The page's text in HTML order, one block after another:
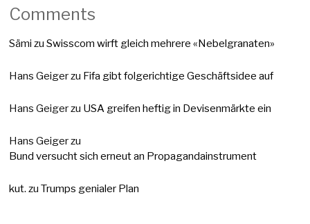
Comments
Sämi zuSwisscom wirft gleich mehrere «Nebelgranaten»
Hans Geigerzu Fifa gibt folgerichtige Geschäftsidee auf
Hans Geigerzu USA greifen heftig in Devisenmärkte ein
Hans Geigerzu
Bund versucht sich erneut an Propagandainstrument
kut. zuTrumps genialer Plan